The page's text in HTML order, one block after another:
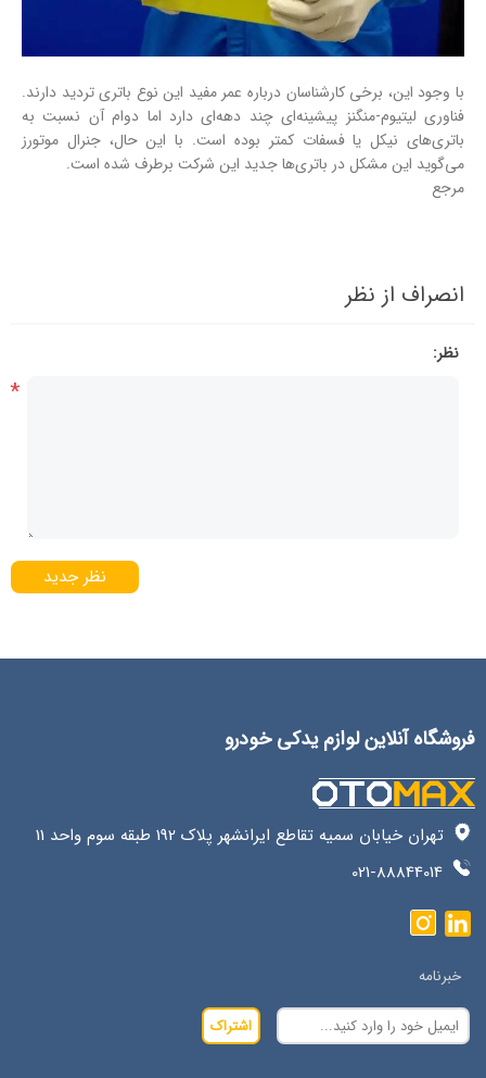
با وجود این، برخی کارشناسان درباره عمر مفید این نوع باتری تردید دارند.
فناوری لیتیوم-منگنز پیشینه‌ای چند دهه‌ای دارد اما دوام آن نسبت به
باتری‌های نیکل یا فسفات کمتر بوده است. با این حال، جنرال موتورز
می‌گوید این مشکل در باتری‌ها جدید این شرکت برطرف شده است.
مرجع
انصراف از نظر
نظر:
*
نظر جدید
فروشگاه آنلاین لوازم یدکی خودرو
تهران خیابان سمیه تقاطع ایرانشهر پلاک 192 طبقه سوم واحد 11
021-88844014
خبرنامه
اشتراک